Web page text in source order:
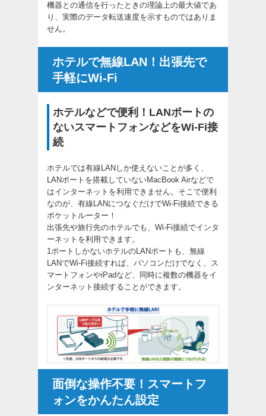
機器との通信を行ったときの理論上の最大値であ
り、実際のデータ転送速度を示すものではありま
せん。
ホテルで無線LAN！出張先で
手軽にWi-Fi
ホテルなどで便利！LANポートの
ないスマートフォンなどをWi-Fi接
続
ホテルでは有線LANしか使えないことが多く、
LANポートを搭載していないMacBook Airなどで
はインターネットを利用できません。そこで便利
なのが、有線LANにつなぐだけでWi-Fi接続できる
ポケットルーター！
出張先や旅行先のホテルでも、Wi-Fi接続でインタ
ーネットを利用できます。
1ポートしかないホテルのLANポートも、無線
LANでWi-Fi接続すれば、パソコンだけでなく、ス
マートフォンやiPadなど、同時に複数の機器をイ
ンターネット接続することができます。
面倒な操作不要！スマートフ
ォンをかんたん設定